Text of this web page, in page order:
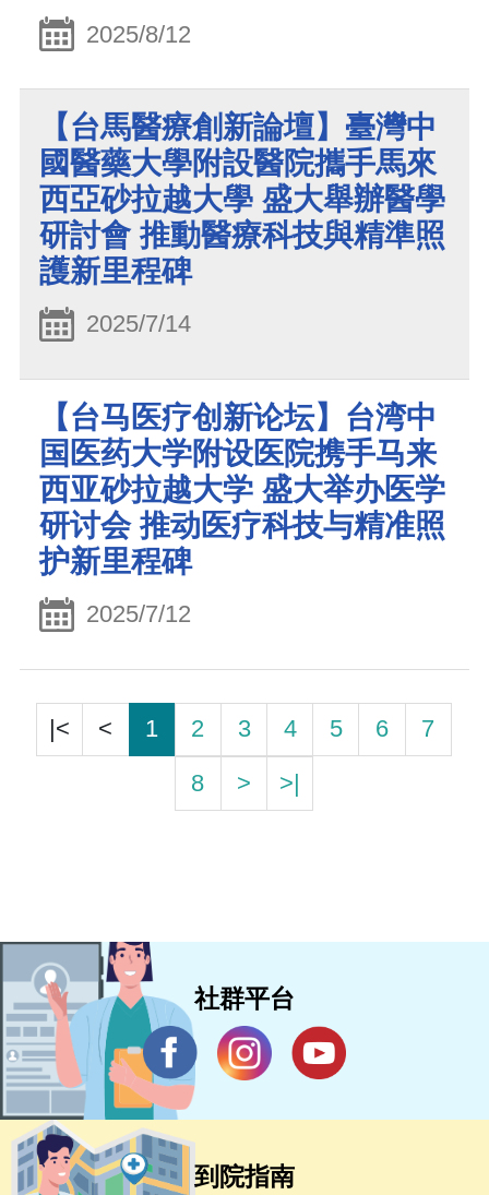
2025/8/12
【台馬醫療創新論壇】臺灣中
國醫藥大學附設醫院攜手馬來
西亞砂拉越大學 盛大舉辦醫學
研討會 推動醫療科技與精準照
護新里程碑
2025/7/14
【台马医疗创新论坛】台湾中
国医药大学附设医院携手马来
西亚砂拉越大学 盛大举办医学
研讨会 推动医疗科技与精准照
护新里程碑
2025/7/12
|< < 1 2 3 4 5 6
7
8
> >|
社群平台
到院指南